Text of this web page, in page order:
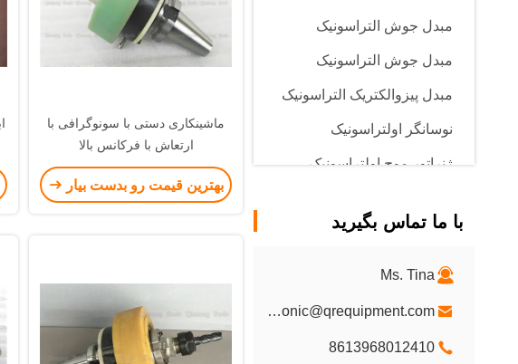
مبدل جوش التراسونیک
مبدل جوش التراسونیک
مبدل پیزوالکتریک التراسونیک
نوسانگر اولتراسونیک
ژنراتور موج اولتراسونیک
اولتراسونیکبا ما تماس بگیرید
Ms. Tina
qrultrasonic@qrequipment.com
8613968012410
ماشینکاری دستی با سونوگرافی با
ارتعاش با فرکانس بالا
بهترین قیمت رو بدست بیار